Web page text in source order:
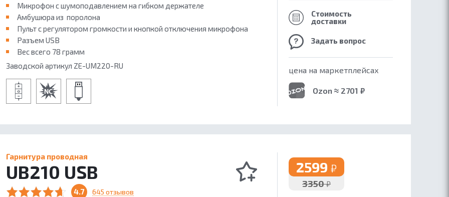
Микрофон с шумоподавлением на гибком держателе
Амбушюра из поролона
Пульт с регулятором громкости и кнопкой отключения микрофона
Разъем USB
Вес всего 78 грамм
Заводской артикул ZE-UM220-RU
Стоимость
доставки
Задать вопрос
цена на маркетплейсах
Ozon ≈ 2701 ₽
Гарнитура проводная
UB210 USB
4.7 645 отзывов
2599 ₽
3350₽